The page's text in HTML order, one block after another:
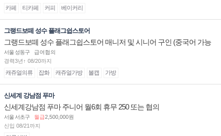
카페 티카페 커피 베이커리
그랭드보떼 성수 플래그쉽스토어
그랭드보떼 성수 플래그쉽스토어 매니저 및 시니어 구인 (중국어 가능
자)
서울 성동구
급여협의
경력3년↑ 08/20까지
캐쥬얼의류 잡화 캐쥬얼가방 볼캡 가방
신세계 강남점 푸마
신세계강남점 푸마 주니어 월6회 휴무 250 또는 협의
서울 서초구 월급2,500,000원
신입 08/21까지